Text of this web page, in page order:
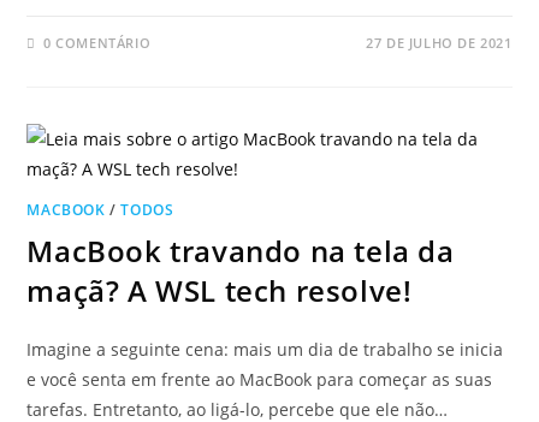
0 COMENTÁRIO 27 DE JULHO DE 2021
MACBOOK /TODOS
MacBook travando na tela da
maçã? A WSL tech resolve!
Imagine a seguinte cena: mais um dia de trabalho se inicia
e você senta em frente ao MacBook para começar as suas
tarefas. Entretanto, ao ligá-lo, percebe que ele não…